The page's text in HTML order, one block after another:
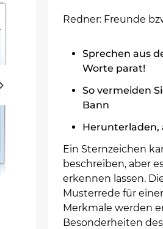
Redner: Freunde
Sprechen aus
Worte parat!
So vermeiden
Bann
Herunterladen,
Ein Sternzeichen
beschreiben, aber
erkennen lassen.
Musterrede für
Merkmale werden
Besonderheiten